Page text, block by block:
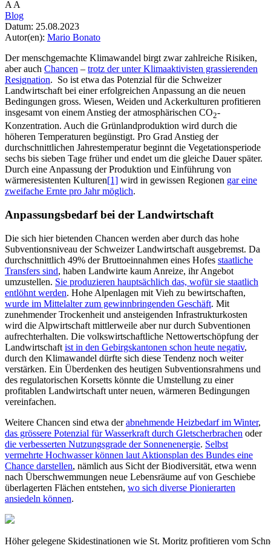
A A
Blog
Datum: 25.08.2023
Autor(en): Mario Bonato
Der menschgemachte Klimawandel birgt zwar zahlreiche Risiken,
aber auch Chancen – trotz der unter Klimaaktivisten grassierenden
Resignation. So ist etwa das Potenzial für die Schweizer
Landwirtschaft bei einer erfolgreichen Anpassung an die neuen
Bedingungen gross. Wiesen, Weiden und Ackerkulturen profitieren
insgesamt von einem Anstieg der atmosphärischen CO2-
Konzentration. Auch die Grünlandproduktion wird durch die
höheren Temperaturen begünstigt. Pro Grad Anstieg der
durchschnittlichen Jahrestemperatur beginnt die Vegetationsperiode
sechs bis sieben Tage früher und endet um die gleiche Dauer später.
Durch eine Anpassung der Produktion und Einführung von
wärmeresistenten Kulturen[1] wird in gewissen Regionen gar eine
zweifache Ernte pro Jahr möglich.
Anpassungsbedarf bei der Landwirtschaft
Die sich hier bietenden Chancen werden aber durch das hohe
Subventionsniveau der Schweizer Landwirtschaft ausgebremst. Da
durchschnittlich 49% der Bruttoeinnahmen eines Hofes staatliche
Transfers sind, haben Landwirte kaum Anreize, ihr Angebot
umzustellen. Sie produzieren hauptsächlich das, wofür sie staatlich
entlöhnt werden. Hohe Alpenlagen mit Vieh zu bewirtschaften,
wurde im Mittelalter zum gewinnbringenden Geschäft. Mit
zunehmender Trockenheit und ansteigenden Infrastrukturkosten
wird die Alpwirtschaft mittlerweile aber nur durch Subventionen
aufrechterhalten. Die volkswirtschaftliche Nettowertschöpfung der
Landwirtschaft ist in den Gebirgskantonen schon heute negativ,
durch den Klimawandel dürfte sich diese Tendenz noch weiter
verstärken. Ein Überdenken des heutigen Subventionsrahmens und
des regulatorischen Korsetts könnte die Umstellung zu einer
profitablen Landwirtschaft unter neuen, wärmeren Bedingungen
vereinfachen.
Weitere Chancen sind etwa derabnehmende Heizbedarf im Winter,
das grössere Potenzial für Wasserkraft durch Gletscherbrachen oder
die verbesserten Nutzungsgrade der Sonnenenergie. Selbst
vermehrte Hochwasser können laut Aktionsplan des Bundes eine
Chance darstellen, nämlich aus Sicht der Biodiversität, etwa wenn
nach Überschwemmungen neue Lebensräume auf von Geschiebe
überlagerten Flächen entstehen, wo sich diverse Pionierarten
ansiedeln können.
Höher gelegene Skidestinationen wie St. Moritz profitieren vom